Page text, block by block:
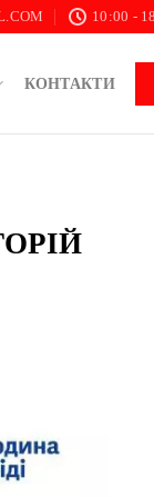
10:00 -
КОНТАКТИ